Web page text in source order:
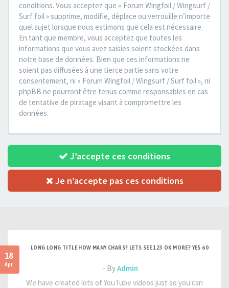
conditions. Vous acceptez que « Forum Wingfoil / Wingsurf /
Surf foil » supprime, modifie, déplace ou verrouille n’importe
quel sujet lorsque nous estimons que cela est nécessaire.
En tant que membre, vous acceptez que toutes les
informations que vous avez saisies soient stockées dans
notre base de données. Bien que ces informations ne
soient pas diffusées à une tierce partie sans votre
consentement, ni « Forum Wingfoil / Wingsurf / Surf foil », ni
phpBB ne pourront être tenus comme responsables en cas
de tentative de piratage visant à compromettre les
données.
J’accepte ces conditions
Je n’accepte pas ces conditions
18
Apr
LONG LONG TITLE HOW MANY CHARS? LETS SEE 123 OK MORE? YES 60
- ByAdmin
We have created lots of YouTube videos just so you can